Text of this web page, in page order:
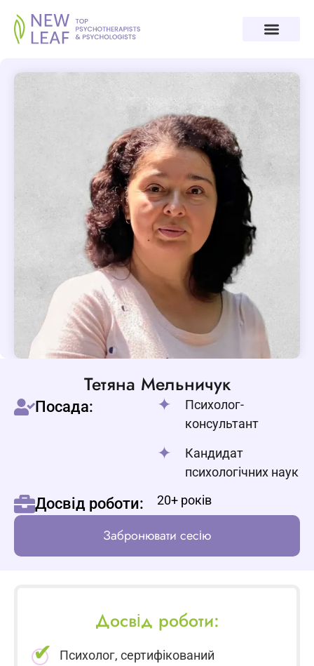
Тетяна Мельничук
Посада:
Психолог-
консультант
Кандидат
психологічних наук
Досвід роботи: 20+ років
Забронювати сесію
Досвід роботи:
Психолог, сертифікований